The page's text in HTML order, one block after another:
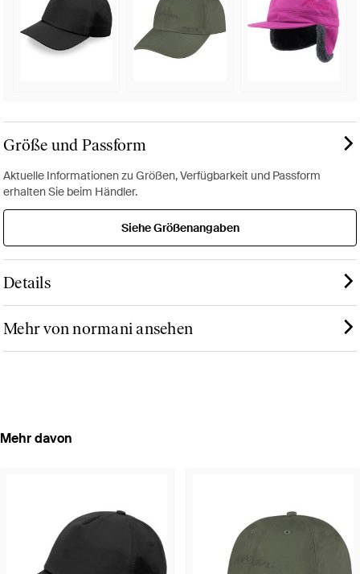
Größe und Passform
Aktuelle Informationen zu Größen, Verfügbarkeit und Passform
erhalten Sie beim Händler.
Siehe Größenangaben
Details
Mehr von normani ansehen
Mehr davon